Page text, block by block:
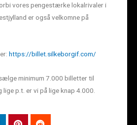
vores pengestærke lokalrivaler i
er også velkomne på
https://billet.silkeborgif.com/
minimum 7.000 billetter til
p.t. er vi på lige knap 4.000.